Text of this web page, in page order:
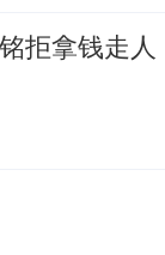
拒拿钱走